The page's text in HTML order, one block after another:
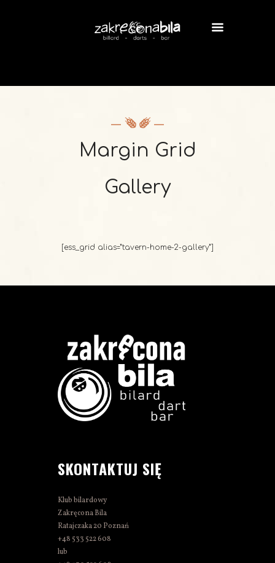
Margin Grid
Gallery
[ess_grid alias=”tavern-home-2-gallery”]
SKONTAKTUJ SIĘ
Klub bilardowy
Zakręcona Bila
Ratajczaka 20 Poznań
+48 533 522 608
lub